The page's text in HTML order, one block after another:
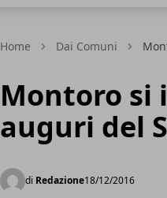
Home Dai Comuni
Montoro si
auguri del
di Redazione18/12/2016